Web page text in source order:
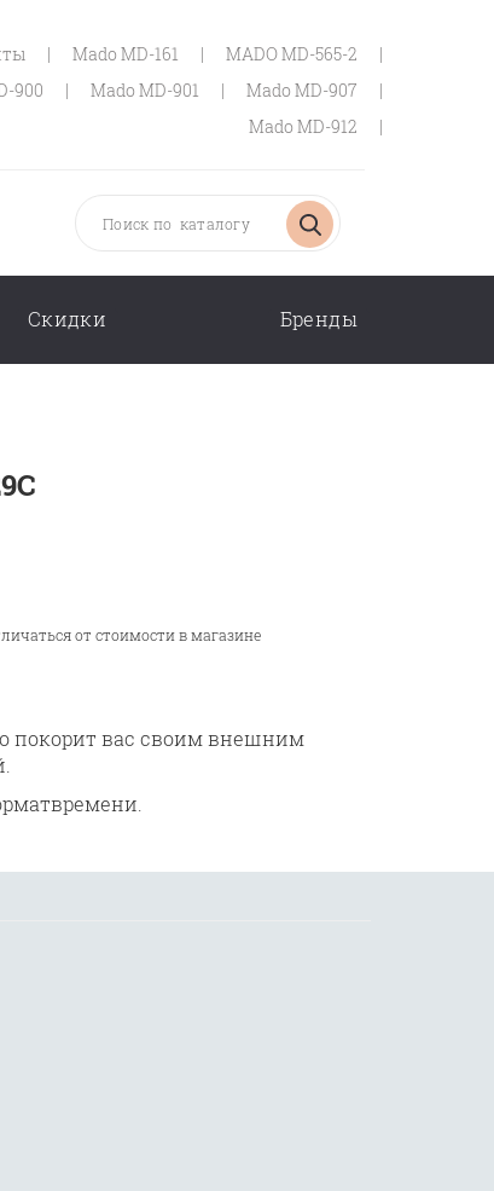
| Mado MD-161 | MADO MD-565-2
|
900 | Mado MD-901 | Mado MD-907
|
Mado MD-912
|
Скидки Бренды
от стоимости в магазине
покорит вас своим внешним
времени.